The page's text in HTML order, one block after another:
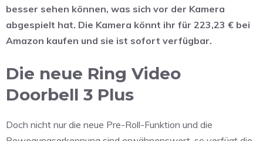
besser sehen können, was sich vor der Kamera
abgespielt hat. Die Kamera könnt ihr für 223,23 € bei
Amazon kaufen und sie ist sofort verfügbar.
Die neue Ring Video
Doorbell 3 Plus
Doch nicht nur die neue Pre-Roll-Funktion und die